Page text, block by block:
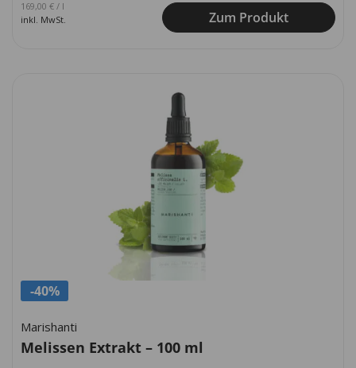
Ursprünglicher Preis war: 249,00 €
169,00 €Aktueller Preis ist: 169,00 €.
/ l
inkl. MwSt.
Zum Produkt
-40%
Marishanti
Melissen Extrakt – 100 ml